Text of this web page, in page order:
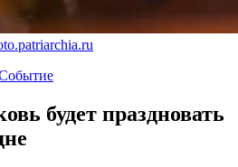
будет праздновать